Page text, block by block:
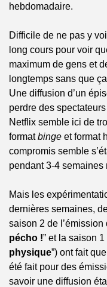
hebdomadaire.
Difficile de ne pas y
long cours pour voir
maximum de gens et
longtemps sans que
Une diffusion d’un
perdre des
Netflix semble ici de
format binge et format
compromis semble
pendant 3-4 semaines
Mais les
dernières semaines,
saison 2 de
pécho !” et la saison
physique”) ont fait
été fait pour des
savoir une diffusion